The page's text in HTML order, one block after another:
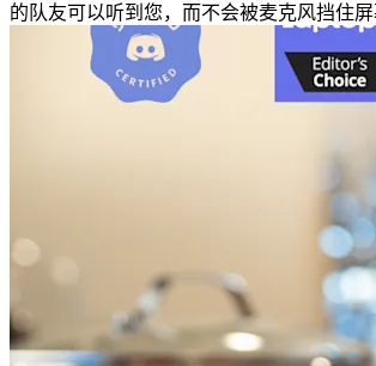
的队友可以听到您，而不会被麦克风挡住屏